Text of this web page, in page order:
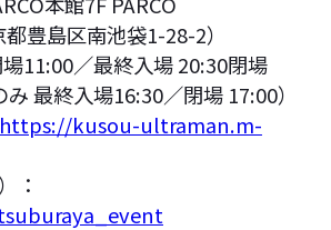
豊島区南池袋1-28-2）
11:00／最終入場 20:30閉場
最終入場16:30／閉場 17:00）
https://kusou-ultraman.m-
：